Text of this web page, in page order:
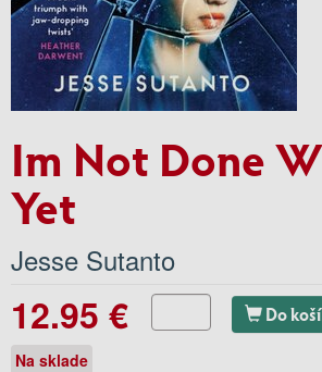
Im Not Done
Yet
Jesse Sutanto
12.95 € Do
Na sklade